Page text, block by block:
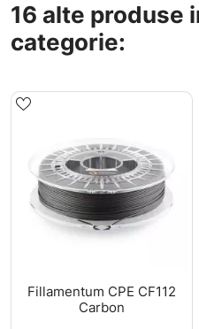
16 alte produse
categorie:
Fillamentum CPE CF112
Carbon